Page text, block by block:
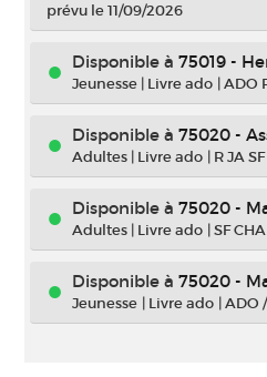
prévu le 11/09/2026
Disponible à 75019 -
Jeunesse | Livre ado |ADO
Disponible à 75020 -
Adultes | Livre ado | R JA
Disponible à 75020 -
Adultes | Livre ado |SF
Disponible à 75020 -
Jeunesse | Livre ado |ADO